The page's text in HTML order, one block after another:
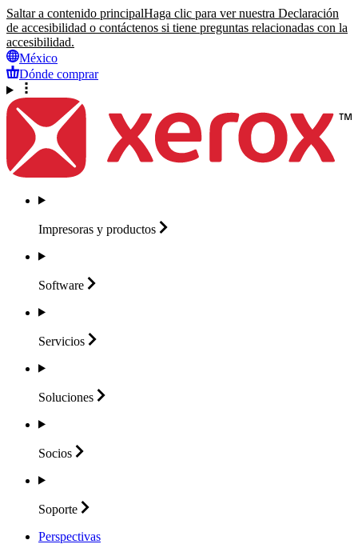
Saltar a contenido principalHaga clic para ver nuestra Declaración
de accesibilidad o contáctenos si tiene preguntas relacionadas con la
accesibilidad.
México
Dónde comprar
Impresoras y productos
Software
Servicios
Soluciones
Socios
Soporte
Perspectivas